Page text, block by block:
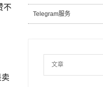
不
Telegram服务